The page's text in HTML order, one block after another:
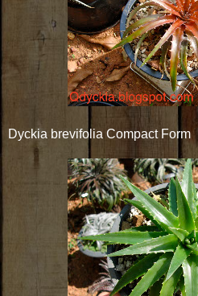
Dyckia brevifolia Compact Form